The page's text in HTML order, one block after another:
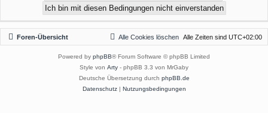
Foren-Übersicht Alle Zeiten sind UTC+02:00
Alle Cookies löschen
Powered by phpBB® Forum Software © phpBB Limited
Style von Arty - phpBB 3.3 von MrGaby
Deutsche Übersetzung durch phpBB.de
Datenschutz| Nutzungsbedingungen